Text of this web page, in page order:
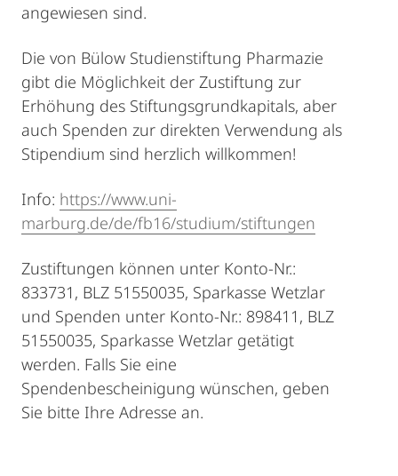
angewiesen sind.
Die von Bülow Studienstiftung Pharmazie
gibt die Möglichkeit der Zustiftung zur
Erhöhung des Stiftungsgrundkapitals, aber
auch Spenden zur direkten Verwendung als
Stipendium sind herzlich willkommen!
Info: https://www.uni-
marburg.de/de/fb16/studium/stiftungen
Zustiftungen können unter Konto-Nr.:
833731, BLZ 51550035, Sparkasse Wetzlar
und Spenden unter Konto-Nr.: 898411, BLZ
51550035, Sparkasse Wetzlar getätigt
werden. Falls Sie eine
Spendenbescheinigung wünschen, geben
Sie bitte Ihre Adresse an.